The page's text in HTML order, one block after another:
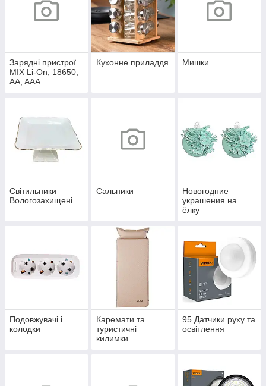
Зарядні пристрої
MIX Li-On, 18650,
AA, AAA
Кухонне приладдя Мишки
Світильники
Вологозахищені
Сальники
Новогодние
украшения на
ёлку
Подовжувачі і
колодки
Каремати та
туристичні
килимки
95 Датчики руху та
освітлення